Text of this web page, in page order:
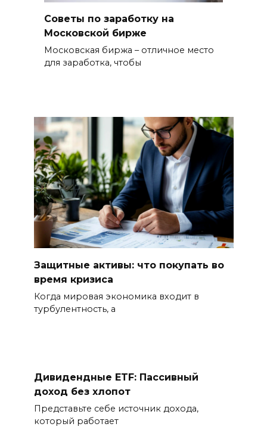
Советы по заработку на
Московской бирже
Московская биржа – отличное место
для заработка, чтобы
Защитные активы: что покупать во
время кризиса
Когда мировая экономика входит в
турбулентность, а
Дивидендные ETF: Пассивный
доход без хлопот
Представьте себе источник дохода,
который работает